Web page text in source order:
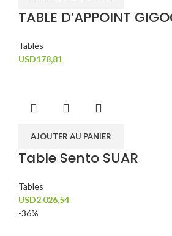
TABLE D’APPOINT
Tables
USD178,81
AJOUTER AU PANIER
Table Sento SUAR
Tables
USD2.026,54
-36%